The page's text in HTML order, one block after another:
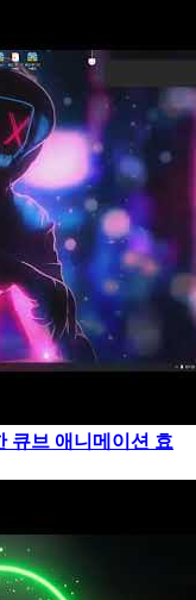
큐브 애니메이션 효